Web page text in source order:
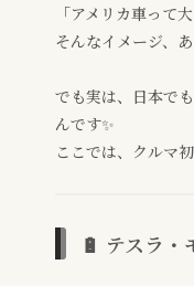
「アメリカ車って
そんなイメージ、
でも実は、日本で
んです✨
ここでは、クルマ
🔋 テスラ・